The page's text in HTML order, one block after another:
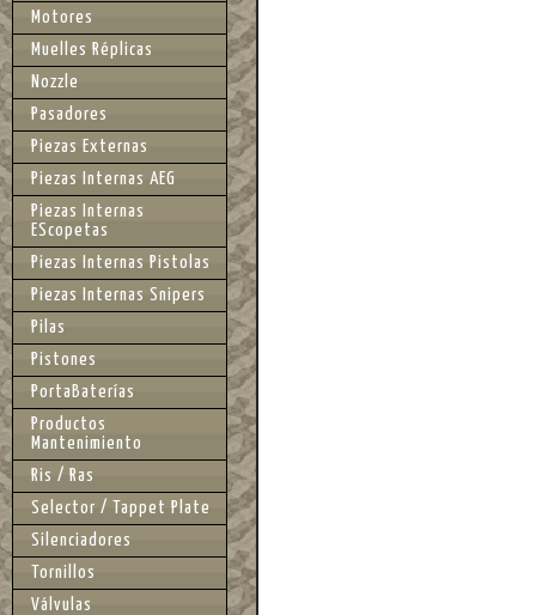
Motores
Muelles Réplicas
Nozzle
Pasadores
Piezas Externas
Piezas Internas AEG
Piezas Internas
EScopetas
Piezas Internas Pistolas
Piezas Internas Snipers
Pilas
Pistones
PortaBaterías
Productos
Mantenimiento
Ris / Ras
Selector / Tappet Plate
Silenciadores
Tornillos
Válvulas